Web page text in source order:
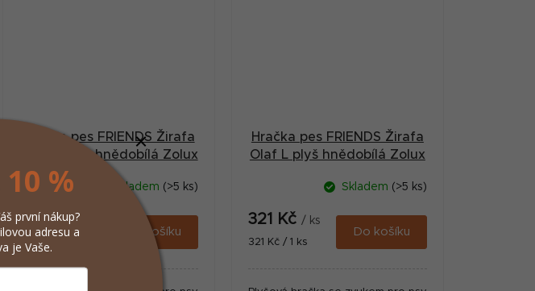
Hračka pes FRIENDS Žirafa
Olaf M plyš hnědobílá Zolux
Skladem (>5 ks)
225 Kč/ ks
Měrná
cena:
225 Kč / 1 ks
Do košíku
Hračka pes FRIENDS Žirafa
Olaf L plyš hnědobílá Zolux
Skladem (>5 ks)
321 Kč / ks
Měrná
321 Kč / 1 ks
Do košíku
10 %
první nákup?
adresu a
je Vaše.